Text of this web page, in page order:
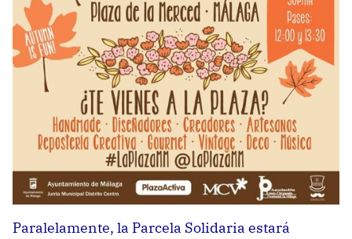
Paralelamente, la Parcela Solidaria estará